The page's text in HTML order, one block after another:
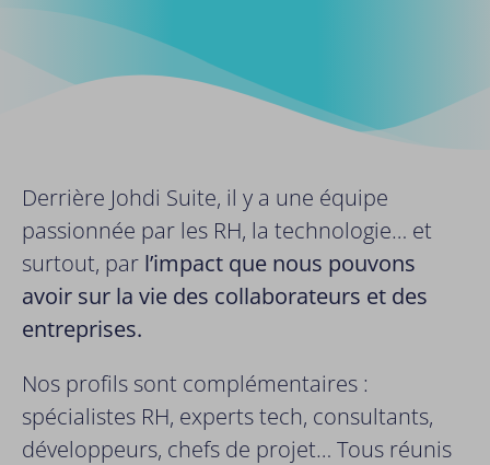
Derrière Johdi Suite, il y a une équipe
passionnée par les RH, la technologie… et
surtout, par l’impact que nous pouvons
avoir sur la vie des collaborateurs et des
entreprises.
Nos profils sont complémentaires :
spécialistes RH, experts tech, consultants,
développeurs, chefs de projet… Tous réunis